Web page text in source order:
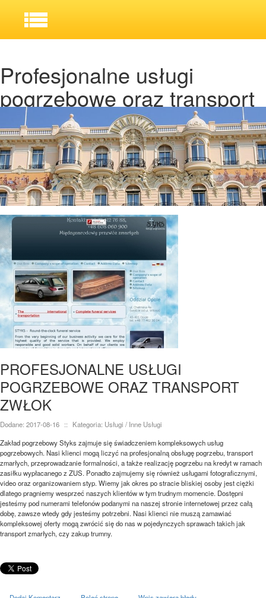
Profesjonalne usługi
pogrzebowe oraz transport
zwłok
PROFESJONALNE USŁUGI
POGRZEBOWE ORAZ TRANSPORT
ZWŁOK
Dodane: 2017-08-16 ::
Kategoria: Usługi / Inne Usługi
Zakład pogrzebowy Styks zajmuje się świadczeniem kompleksowych usług
pogrzebowych. Nasi klienci mogą liczyć na profesjonalną obsługę pogrzebu, transport
zmarłych, przeprowadzanie formalności, a także realizację pogrzebu na kredyt w ramach
zasiłku wypłacanego z ZUS. Ponadto zajmujemy się również usługami fotograficznymi,
video oraz organizowaniem styp. Wiemy jak okres po stracie bliskiej osoby jest ciężki
dlatego pragniemy wesprzeć naszych klientów w tym trudnym momencie. Dostępni
jesteśmy pod numerami telefonów podanymi na naszej stronie internetowej przez całą
dobę, zawsze wtedy gdy jesteśmy potrzebni. Nasi klienci nie muszą zamawiać
kompleksowej oferty mogą zwrócić się do nas w pojedynczych sprawach takich jak
transport zmarłych, czy zakup trumny.